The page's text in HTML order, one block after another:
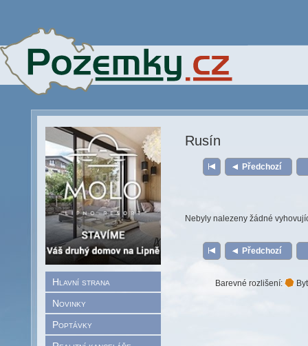
Hlavní strana
Novinky
Poptávky
Rusín
Předchozí
Nebyly nalezeny žádné
Předchozí
Barevné rozlišení: